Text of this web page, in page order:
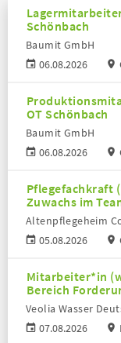
Schönbach
06.08.2026
Baumit GmbH
OT Schönbach
06.08.2026
Baumit GmbH
Pflegefachkraft
Zuwachs im
05.08.2026
Altenpflegeheim
Mitarbeiter*in
Bereich
07.08.2026
Veolia Wasser